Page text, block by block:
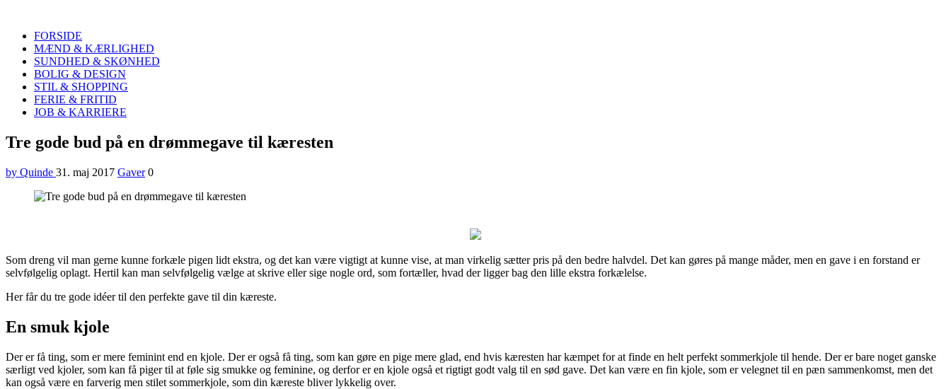
FORSIDE
MÆND & KÆRLIGHED
SUNDHED & SKØNHED
BOLIG & DESIGN
STIL & SHOPPING
FERIE & FRITID
JOB & KARRIERE
Menu
Tre gode bud på en drømmegave til kæresten
by Quinde 31. maj 2017 Gaver 0
Som dreng vil man gerne kunne forkæle pigen lidt ekstra, og det kan være vigtigt at kunne vise, at man virkelig sætter pris på den bedre halvdel. Det kan gøres på mange måder, men en gave i en forstand er
selvfølgelig oplagt. Hertil kan man selvfølgelig vælge at skrive eller sige nogle ord, som fortæller, hvad der ligger bag den lille ekstra forkælelse.
Her får du tre gode idéer til den perfekte gave til din kæreste.
En smuk kjole
Der er få ting, som er mere feminint end en kjole. Der er også få ting, som kan gøre en pige mere glad, end hvis kæresten har kæmpet for at finde en helt perfekt sommerkjole til hende. Der er bare noget ganske
særligt ved kjoler, som kan få piger til at føle sig smukke og feminine, og derfor er en kjole også et rigtigt godt valg til en sød gave. Det kan være en fin kjole, som er velegnet til en pæn sammenkomst, men det
kan også være en farverig men stilet sommerkjole, som din kæreste bliver lykkelig over.